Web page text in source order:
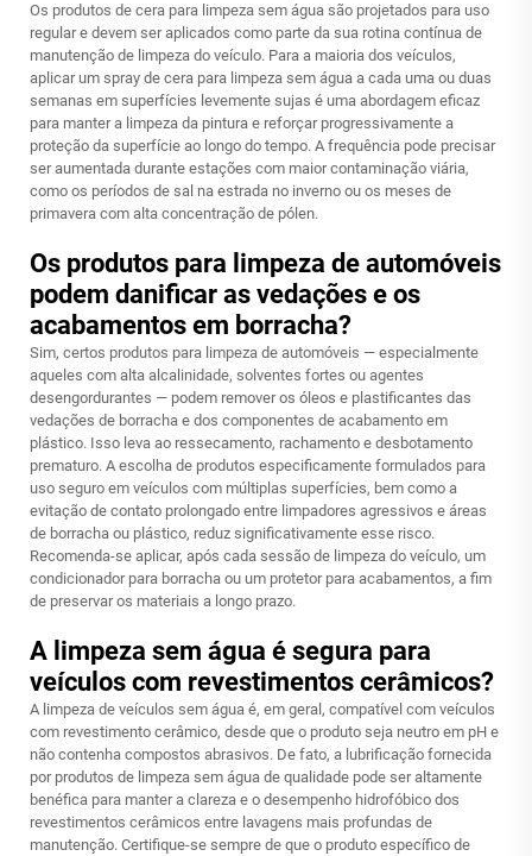
Os produtos de cera para limpeza sem água são projetados para uso
regular e devem ser aplicados como parte da sua rotina contínua de
manutenção de limpeza do veículo. Para a maioria dos veículos,
aplicar um spray de cera para limpeza sem água a cada uma ou duas
semanas em superfícies levemente sujas é uma abordagem eficaz
para manter a limpeza da pintura e reforçar progressivamente a
proteção da superfície ao longo do tempo. A frequência pode precisar
ser aumentada durante estações com maior contaminação viária,
como os períodos de sal na estrada no inverno ou os meses de
primavera com alta concentração de pólen.
Os produtos para limpeza de automóveis
podem danificar as vedações e os
acabamentos em borracha?
Sim, certos produtos para limpeza de automóveis — especialmente
aqueles com alta alcalinidade, solventes fortes ou agentes
desengordurantes — podem remover os óleos e plastificantes das
vedações de borracha e dos componentes de acabamento em
plástico. Isso leva ao ressecamento, rachamento e desbotamento
prematuro. A escolha de produtos especificamente formulados para
uso seguro em veículos com múltiplas superfícies, bem como a
evitação de contato prolongado entre limpadores agressivos e áreas
de borracha ou plástico, reduz significativamente esse risco.
Recomenda-se aplicar, após cada sessão de limpeza do veículo, um
condicionador para borracha ou um protetor para acabamentos, a fim
de preservar os materiais a longo prazo.
A limpeza sem água é segura para
veículos com revestimentos cerâmicos?
A limpeza de veículos sem água é, em geral, compatível com veículos
com revestimento cerâmico, desde que o produto seja neutro em pH e
não contenha compostos abrasivos. De fato, a lubrificação fornecida
por produtos de limpeza sem água de qualidade pode ser altamente
benéfica para manter a clareza e o desempenho hidrofóbico dos
revestimentos cerâmicos entre lavagens mais profundas de
manutenção. Certifique-se sempre de que o produto específico de